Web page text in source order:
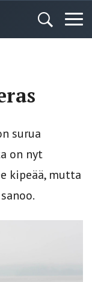
surua
on nyt
kipeää, mutta